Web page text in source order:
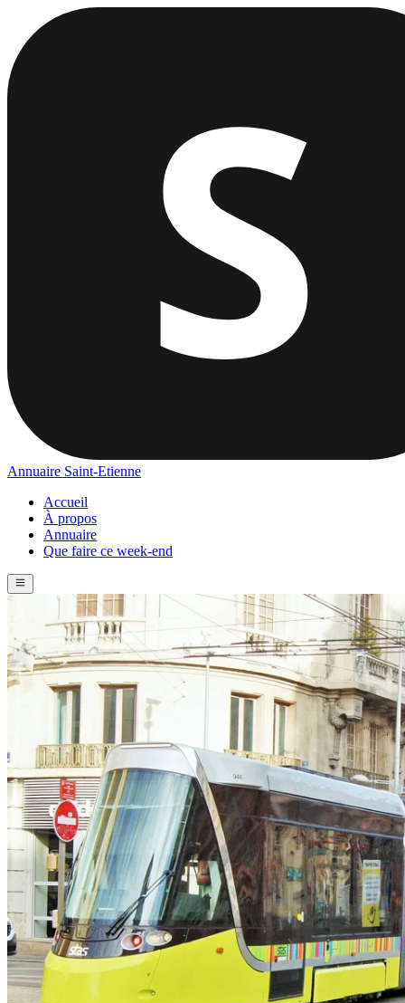
Annuaire Saint-Etienne
Accueil
À propos
Annuaire
Que faire ce week-end